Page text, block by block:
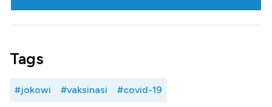
Tags
#jokowi #vaksinasi #covid-19